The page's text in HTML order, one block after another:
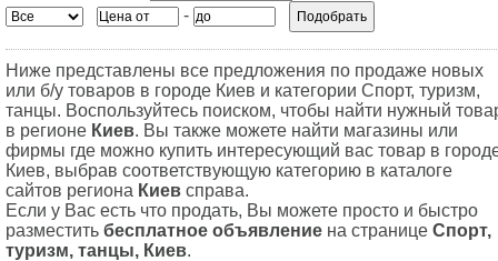
-
Ниже представлены все предложения по продаже новых
или б/у товаров в городе Киев и категории Cпорт, туризм,
танцы. Воспользуйтесь поиском, чтобы найти нужный
в регионе Киев. Вы также можете найти магазины или
фирмы где можно купить интересующий вас товар в
Киев, выбрав соответствующую категорию в каталоге
сайтов региона Киев справа.
Если у Вас есть что продать, Вы можете просто и быстро
разместить бесплатное объявление на странице Cпорт,
туризм, танцы, Киев.